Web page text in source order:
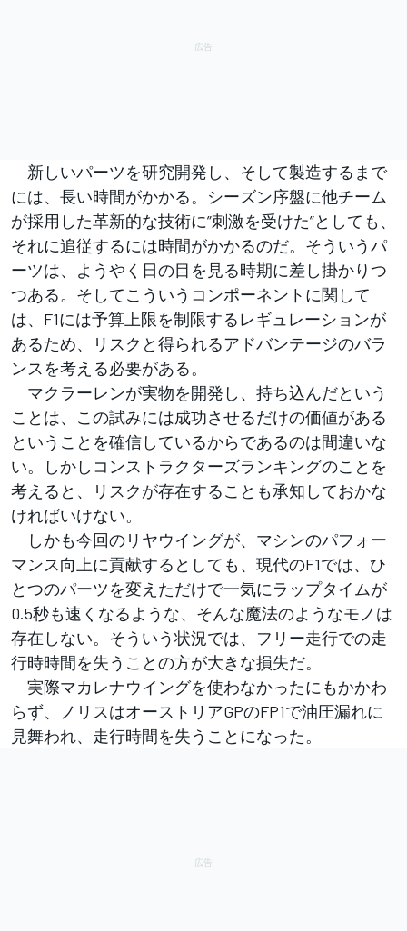
新しいパーツを研究開発し、そして製造するまで
には、長い時間がかかる。シーズン序盤に他チーム
が採用した革新的な技術に”刺激を受けた”としても、
それに追従するには時間がかかるのだ。そういうパ
ーツは、ようやく日の目を見る時期に差し掛かりつ
つある。そしてこういうコンポーネントに関して
は、F1には予算上限を制限するレギュレーションが
あるため、リスクと得られるアドバンテージのバラ
ンスを考える必要がある。
マクラーレンが実物を開発し、持ち込んだという
ことは、この試みには成功させるだけの価値がある
ということを確信しているからであるのは間違いな
い。しかしコンストラクターズランキングのことを
考えると、リスクが存在することも承知しておかな
ければいけない。
しかも今回のリヤウイングが、マシンのパフォー
マンス向上に貢献するとしても、現代のF1では、ひ
とつのパーツを変えただけで一気にラップタイムが
0.5秒も速くなるような、そんな魔法のようなモノは
存在しない。そういう状況では、フリー走行での走
行時時間を失うことの方が大きな損失だ。
実際マカレナウイングを使わなかったにもかかわ
らず、ノリスはオーストリアGPのFP1で油圧漏れに
見舞われ、走行時間を失うことになった。